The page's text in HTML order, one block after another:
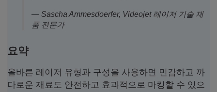
— Sascha Ammesdoerfer, Videojet 레이저 기술 제
품 전문가
요약
올바른 레이저 유형과 구성을 사용하면 민감하고 까
다로운 재료도 안전하고 효과적으로 마킹할 수 있으